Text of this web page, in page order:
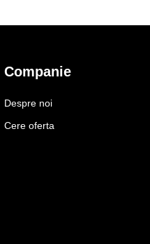
Companie
Despre noi
Cere oferta